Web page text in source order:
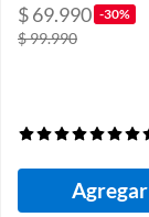
$ 69.990 -30%
$ 99.990
Agregar